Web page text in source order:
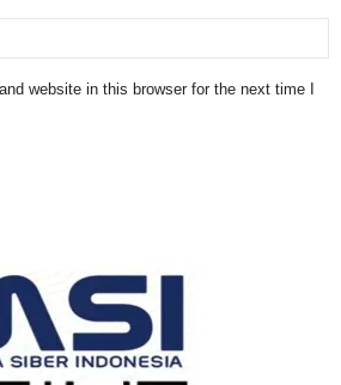
website in this browser for the next time I